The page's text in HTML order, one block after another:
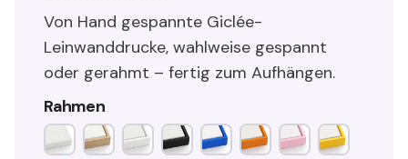
Von Hand gespannte Giclée-
Leinwanddrucke, wahlweise gespannt
oder gerahmt – fertig zum Aufhängen.
Rahmen